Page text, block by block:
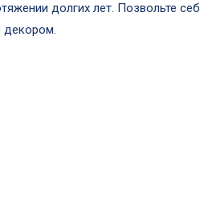
долгих лет. Позвольте
декором.